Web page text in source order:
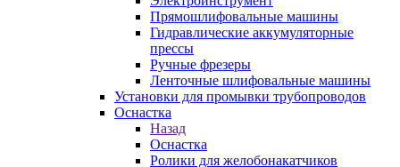
Прямошлифовальные машины
Гидравлические аккумуляторные
прессы
Ручные фрезеры
Ленточные шлифовальные машины
Установки для промывки трубопроводов
Оснастка
Назад
Оснастка
Ролики для желобонакатчиков